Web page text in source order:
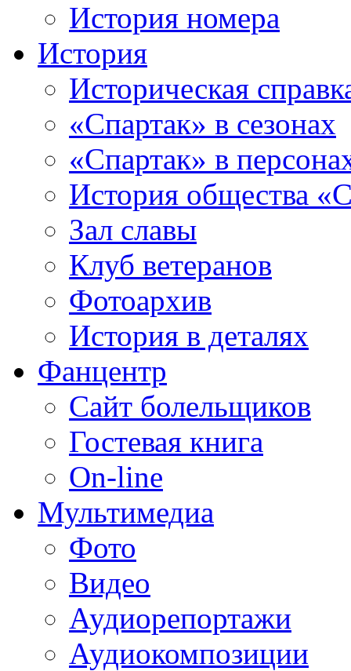
История номера
История
Историческая
«Спартак» в сезонах
«Спартак» в
История общества
Зал славы
Клуб ветеранов
Фотоархив
История в деталях
Фанцентр
Сайт болельщиков
Гостевая книга
On-line
Мультимедиа
Фото
Видео
Аудиорепортажи
Аудиокомпозиции